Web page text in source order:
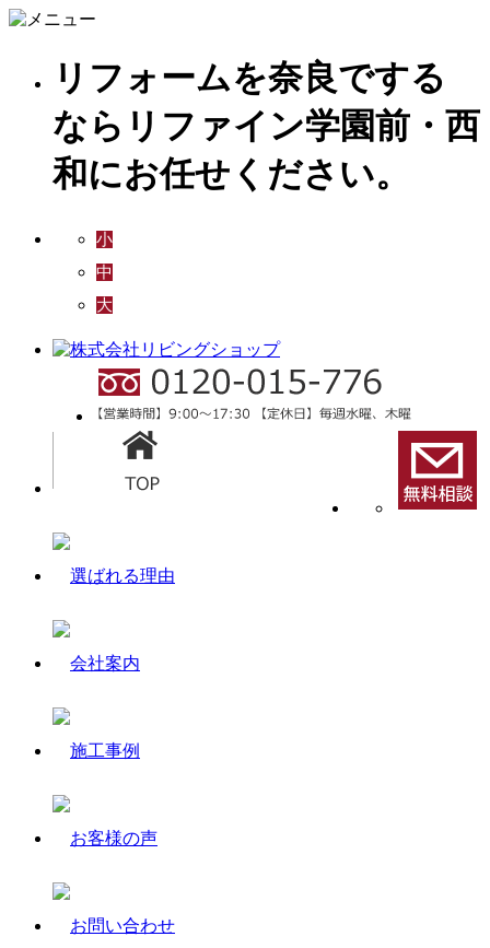
リフォームを奈良でする
ならリファイン学園前・西
和にお任せください。
小
中
大